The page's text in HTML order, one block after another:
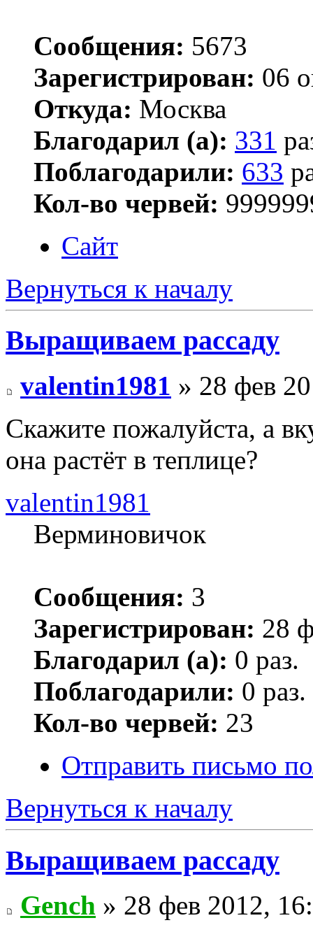
Сообщения: 5673
Зарегистрирован: 06
Откуда: Москва
Благодарил (а): 331
Поблагодарили: 633
Кол-во червей:
Сайт
Вернуться к началу
Выращиваем рассаду
valentin1981 » 28 фев
Скажите пожалуйста, а
она растёт в теплице?
valentin1981
Верминовичок
Сообщения: 3
Зарегистрирован: 28
Благодарил (а): 0 раз.
Поблагодарили: 0 раз.
Кол-во червей: 23
Отправить письмо
Вернуться к началу
Выращиваем рассаду
Gench » 28 фев 2012,